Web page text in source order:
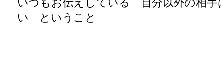
いつもお伝えしている「自分以外の相
い」ということ